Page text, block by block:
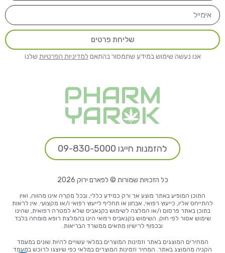
שליחת פרטים
אנו נעשה שימוש במידע שתמסור בהתאם למדיניות הפרטיות שלנו
להזמנות חייגו 09-830-5000
כל הזכויות שמורות © לפארם ירוק 2026
התוכן המופיע באתר מוצע אך ורק כמידע כללי, ובכל מקרה אינו מהווה, ואין
להתייחס אליו, כייעוץ רפואי, אבחון או תחליף לייעוץ רפואי ו/או מקצועי. אין לראות
בתוכן באתר פרסום ו/או המלצה לשימוש בקנאביס שלא למטרה רפואית, שהינו
שימוש אסור לפי חוק. השימוש בקנאביס רפואי הינו בהמלצת רופא מומחה בלבד
ובכפוף לרישיון מתאים ממשרד הבריאות.
המחירים המוצגים באתר וזמינות המוצרים במלאי עשויים להיות שונים במעמד
הקניה מהמוצג באתר. המחיר וזמינות המוצרים במלאי כפי שיוצגו לרוכש במעמד